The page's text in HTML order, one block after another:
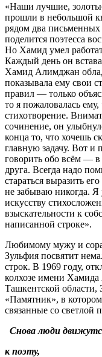
«Наши лучшие,
прошли в небольшой
рядом два
поделится поэтесса
Но Хамид умел
Каждый день он
Хамид Алимджан
показывала ему свои
правил — только
то я пожаловалась
стихотворение.
сочинение, он
конца то, что хочешь
главную задачу. Вот и
говорить обо всём — в
друга. Всегда надо
стараться выразить
не забываю никогда. Я
искусству
взыскательности к
написанной строке».
Любимому мужу и
Зульфия посвятит
строк. В 1969 году,
колхозе имени
Ташкентской области,
«Памятник», в
связанные со светлой
Снова люди
к поэту,